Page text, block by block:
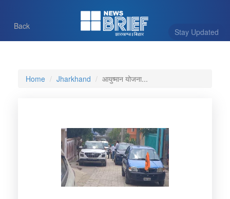
Stay Updated
Back
Home Jharkhand आयुष्मान योजना...